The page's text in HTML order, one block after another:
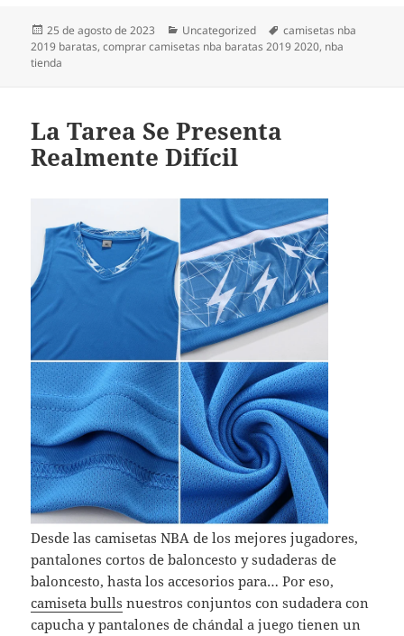
Publicado
el
25 de agosto de 2023 Categorías
Uncategorized Etiquetas
camisetas nba
2019 baratas,comprar camisetas nba baratas 2019 2020, nba
tienda
La Tarea Se Presenta
Realmente Difícil
Desde las camisetas NBA de los mejores jugadores,
pantalones cortos de baloncesto y sudaderas de
baloncesto, hasta los accesorios para… Por eso,
camiseta bulls nuestros conjuntos con sudadera con
capucha y pantalones de chándal a juego tienen un